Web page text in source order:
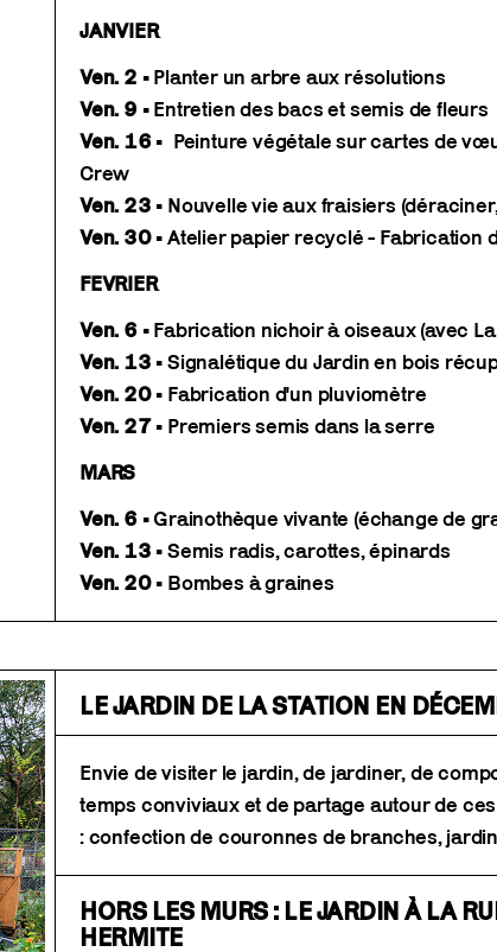
JANVIER
Ven. 2 • Planter un arbre aux résolutions
Ven. 9 • Entretien des bacs et semis de fleurs
Ven. 16• Peinture végétale sur cartes de
Crew
Ven. 23 • Nouvelle vie aux fraisiers
Ven. 30• Atelier papier recyclé - Fabrication
FEVRIER
Ven. 6• Fabrication nichoir à oiseaux (avec
Ven. 13 • Signalétique du Jardin en bois
Ven. 20• Fabrication d'un pluviomètre
Ven. 27• Premiers semis dans la serre
MARS
Ven. 6• Grainothèque vivante (échange de
Ven. 13 • Semis radis, carottes, épinards
Ven. 20• Bombes à graines
LE JARDIN DE LA STATION EN
Envie de visiter le jardin, de jardiner, de
temps conviviaux et de partage autour de
: confection de couronnes de branches,
HORS LES MURS : LE JARDIN À LA
HERMITE